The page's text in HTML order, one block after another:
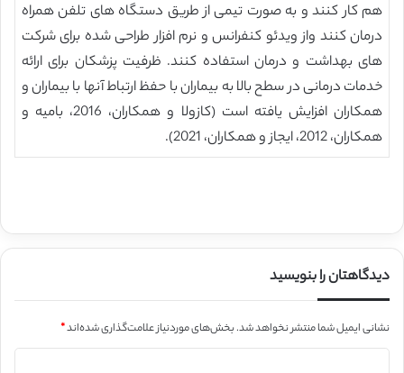
هم کار کنند و به صورت تیمی از طریق دستگاه های تلفن همراه
درمان کنند واز ویدئو کنفرانس و نرم افزار طراحی شده برای شرکت
های بهداشت و درمان استفاده کنند. ظرفیت پزشکان برای ارائه
خدمات درمانی در سطح بالا به بیماران با حفظ ارتباط آنها با بیماران و
همکاران افزایش یافته است (کازولا و همکاران، 2016، بامیه و
همکاران، 2012، ایجاز و همکاران، 2021).
دیدگاهتان را بنویسید
نشانی ایمیل شما منتشر نخواهد شد.بخش‌های موردنیاز علامت‌گذاری شده‌اند*